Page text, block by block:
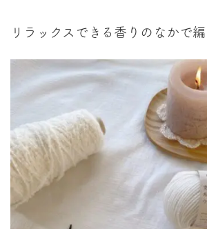
リラックスできる香りのなかで